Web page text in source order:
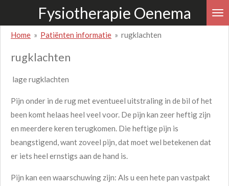
direct
naar
Fysiotherapie Oenema
Home » Patiënten informatie » rugklachten
rugklachten
lage rugklachten
Pijn onder in de rug met eventueel uitstraling in de bil of het
been komt helaas heel veel voor. De pijn kan zeer heftig zijn
en meerdere keren terugkomen. Die heftige pijn is
beangstigend, want zoveel pijn, dat moet wel betekenen dat
er iets heel ernstigs aan de hand is.
Pijn kan een waarschuwing zijn: Als u een hete pan vastpakt